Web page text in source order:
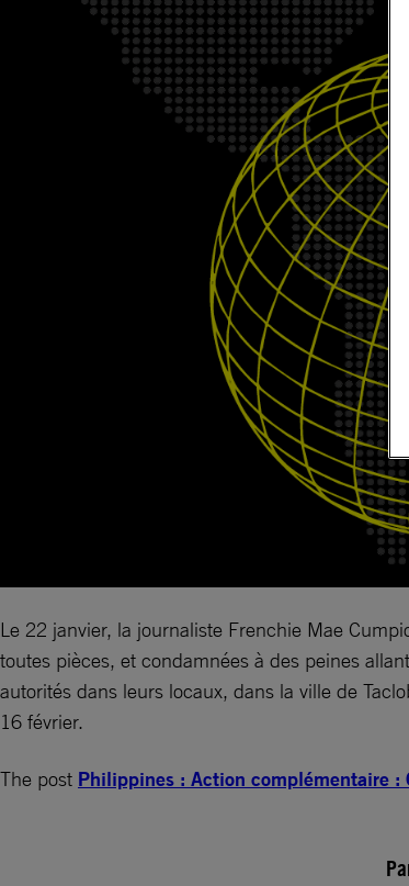
Le 22 janvier, la journaliste Frenchie Mae
toutes pièces, et condamnées à des peines
autorités dans leurs locaux, dans la ville de
16 février.
The post Philippines : Action complémentaire :